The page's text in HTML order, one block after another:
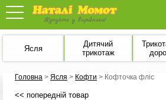
Ясля
Дитячий
трикотаж
Головна > Ясля > Кофти > Кофточка фліс
<< попередній товар